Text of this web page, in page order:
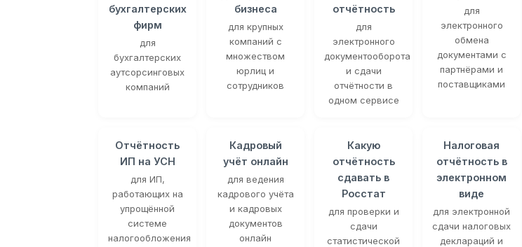
бухгалтерских
фирм
для
бухгалтерских
аутсорсинговых
компаний
бизнеса
для крупных
компаний с
множеством
юрлиц и
сотрудников
отчётность
для
электронного
документооборота
и сдачи
отчётности в
одном сервисе
для
электронного
обмена
документами с
партнёрами и
поставщиками
Отчётность
ИП на УСН
для ИП,
работающих на
упрощённой
системе
налогообложения
Кадровый
учёт онлайн
для ведения
кадрового учёта
и кадровых
документов
онлайн
Какую
отчётность
сдавать в
Росстат
для проверки и
сдачи
статистической
Налоговая
отчётность в
электронном
виде
для электронной
сдачи налоговых
деклараций и